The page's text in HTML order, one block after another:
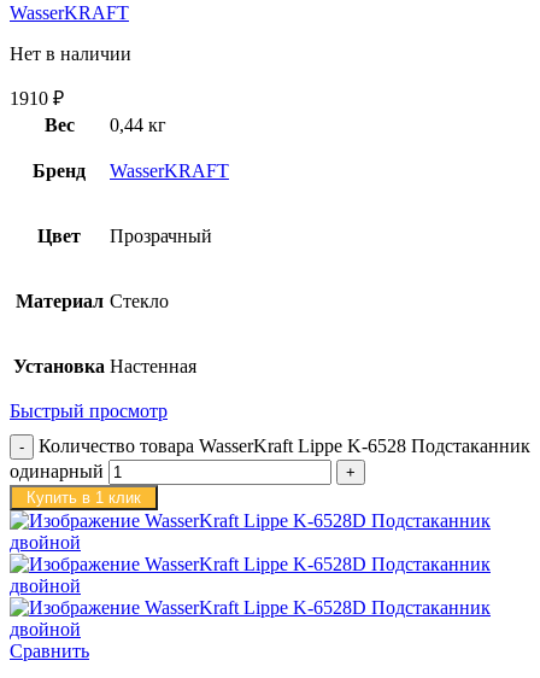
WasserKRAFT
Нет в наличии
1910 ₽
Вес
0,44 кг
Бренд WasserKRAFT
Цвет Прозрачный
Материал Стекло
Установка Настенная
Быстрый просмотр
Количество товара WasserKraft Lippe K-6528 Подстаканник
одинарный
Купить в 1 клик
Сравнить